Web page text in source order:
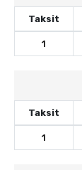
Taksit
1
Taksit
1